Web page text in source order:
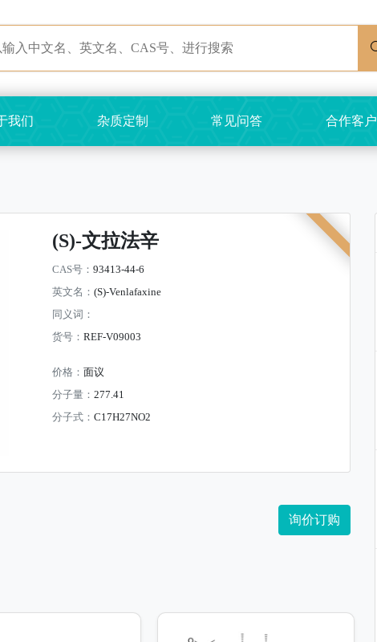
我们 杂质定制 常见问答 合作客户
(S)-文拉法辛
CAS号： 93413-44-6
英文名： (S)-Venlafaxine
同义词：
货号： REF-V09003
价格： 面议
分子量： 277.41
分子式： C17H27NO2
询价订购